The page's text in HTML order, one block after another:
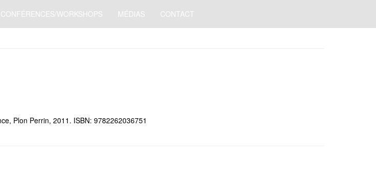
CONFÉRENCES/WORKSHOPS MÉDIAS CONTACT
Plon Perrin, 2011. ISBN: 9782262036751